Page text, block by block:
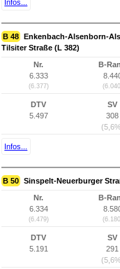
Infos...
B 48 Enkenbach-Alsenborn-
Tilsiter Straße (L 382)
Nr.
6.333
(6.377)
B-
DTV
5.497
SV
308
Infos...
B 50 Sinspelt-Neuerburger
Nr.
6.334
(6.479)
B-
DTV
5.191
SV
291